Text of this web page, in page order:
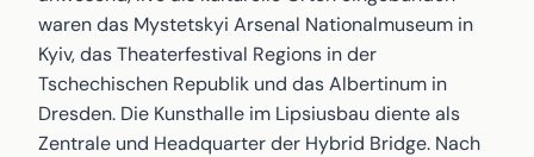
waren das Mystetskyi Arsenal Nationalmuseum in
Kyiv, das Theaterfestival Regions in der
Tschechischen Republik und das Albertinum in
Dresden. Die Kunsthalle im Lipsiusbau diente als
Zentrale und Headquarter der Hybrid Bridge. Nach